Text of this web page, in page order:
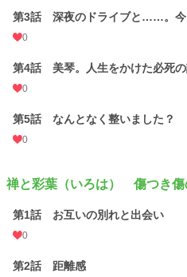
第3話 深夜のドライブと……。今
0
第4話 美琴。人生をかけた必死
0
第5話 なんとなく整いました？
0
禅と彩葉（いろは） 傷つき
第1話 お互いの別れと出会い
0
第2話 距離感